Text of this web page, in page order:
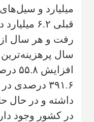
میلیارد و
سال
در کشور وجود